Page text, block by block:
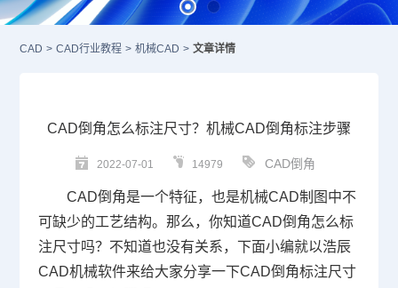
CAD > CAD行业教程 > 机械CAD > 文章详情
CAD倒角怎么标注尺寸？机械CAD倒角标注步骤
2022-07-01 14979 CAD倒角
CAD倒角是一个特征，也是机械CAD制图中不
可缺少的工艺结构。那么，你知道CAD倒角怎么标
注尺寸吗？不知道也没有关系，下面小编就以浩辰
CAD机械软件来给大家分享一下CAD倒角标注尺寸